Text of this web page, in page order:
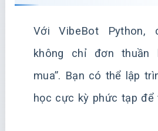
Với VibeBot Python,
không chỉ đơn thuần
mua”. Bạn có thể lập
học cực kỳ phức tạp để